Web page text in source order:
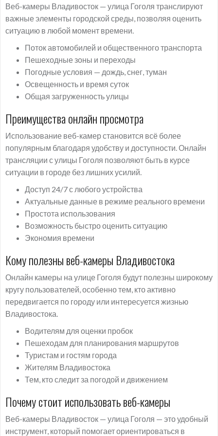
Веб-камеры Владивосток — улица Гоголя транслируют
важные элементы городской среды, позволяя оценить
ситуацию в любой момент времени.
Поток автомобилей и общественного транспорта
Пешеходные зоны и переходы
Погодные условия — дождь, снег, туман
Освещенность и время суток
Общая загруженность улицы
Преимущества онлайн просмотра
Использование веб-камер становится всё более
популярным благодаря удобству и доступности. Онлайн
трансляции с улицы Гоголя позволяют быть в курсе
ситуации в городе без лишних усилий.
Доступ 24/7 с любого устройства
Актуальные данные в режиме реального времени
Простота использования
Возможность быстро оценить ситуацию
Экономия времени
Кому полезны веб-камеры Владивостока
Онлайн камеры на улице Гоголя будут полезны широкому
кругу пользователей, особенно тем, кто активно
передвигается по городу или интересуется жизнью
Владивостока.
Водителям для оценки пробок
Пешеходам для планирования маршрутов
Туристам и гостям города
Жителям Владивостока
Тем, кто следит за погодой и движением
Почему стоит использовать веб-камеры
Веб-камеры Владивосток — улица Гоголя — это удобный
инструмент, который помогает ориентироваться в